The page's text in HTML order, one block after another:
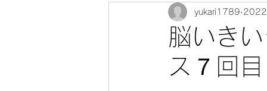
カルチャーセンター お
脳いき
ス７回目
yukari1789 2022